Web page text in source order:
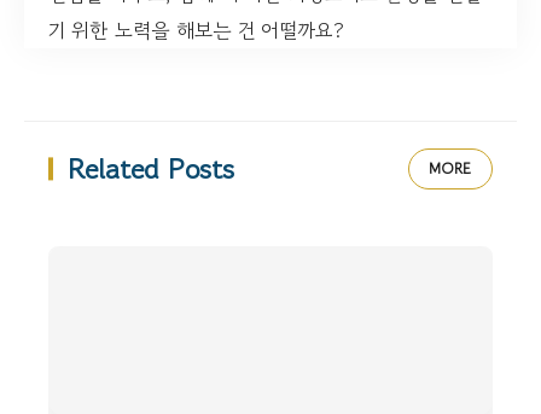
기 위한 노력을 해보는 건 어떨까요?
Related Posts MORE